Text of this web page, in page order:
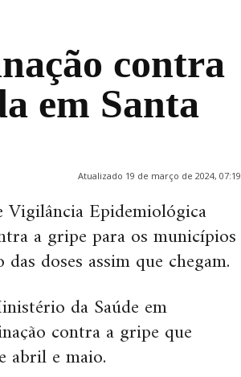
contra
em Santa
Atualizado 19 de março de 2024, 07:19
Epidemiológica
a gripe para os municípios
doses assim que chegam.
da Saúde em
contra a gripe que
abril e maio.